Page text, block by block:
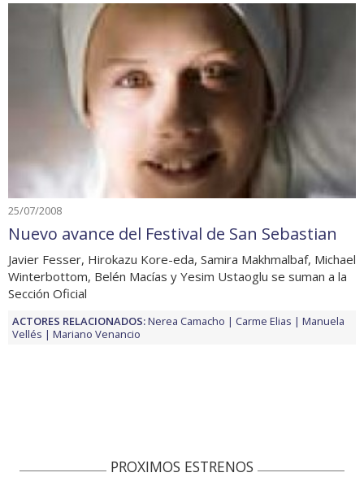
25/07/2008
Nuevo avance del Festival de San Sebastian
Javier Fesser, Hirokazu Kore-eda, Samira Makhmalbaf, Michael
Winterbottom, Belén Macías y Yesim Ustaoglu se suman a la
Sección Oficial
ACTORES RELACIONADOS:Nerea Camacho Carme Elias
Manuela
Vellés
Mariano Venancio
PROXIMOS ESTRENOS